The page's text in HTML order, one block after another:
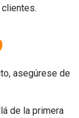
asegúrese de
de la primera